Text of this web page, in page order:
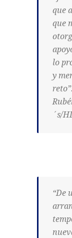
que
que
lo
y
reto”.
´s/
“De